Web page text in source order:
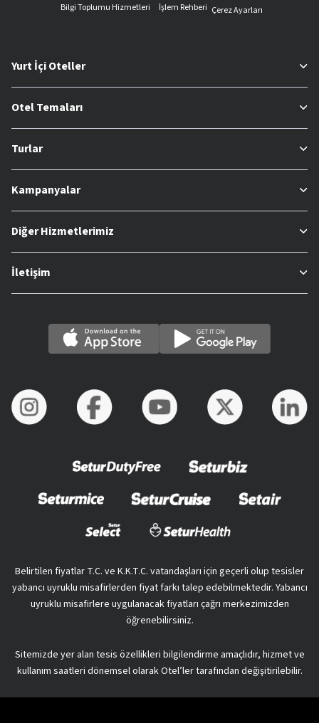
Bilgi Toplumu Hizmetleri
İşlem Rehberi Çerez Ayarları
Yurt İçi Oteller
Otel Temaları
Turlar
Kampanyalar
Diğer Hizmetlerimiz
İletişim
Belirtilen fiyatlar T.C. ve K.K.T.C. vatandaşları için geçerli olup tesisler
yabancı uyruklu misafirlerden fiyat farkı talep edebilmektedir. Yabancı
uyruklu misafirlere uygulanacak fiyatları çağrı merkezimizden
öğrenebilirsiniz.
Sitemizde yer alan tesis özellikleri bilgilendirme amaçlıdır, hizmet ve
kullanım saatleri dönemsel olarak Otel’ler tarafından değişitirilebilir.